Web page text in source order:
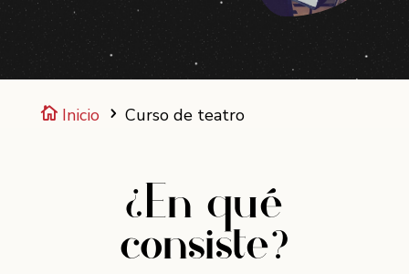
 Inicio 5 Curso de teatro
¿En qué
consiste?